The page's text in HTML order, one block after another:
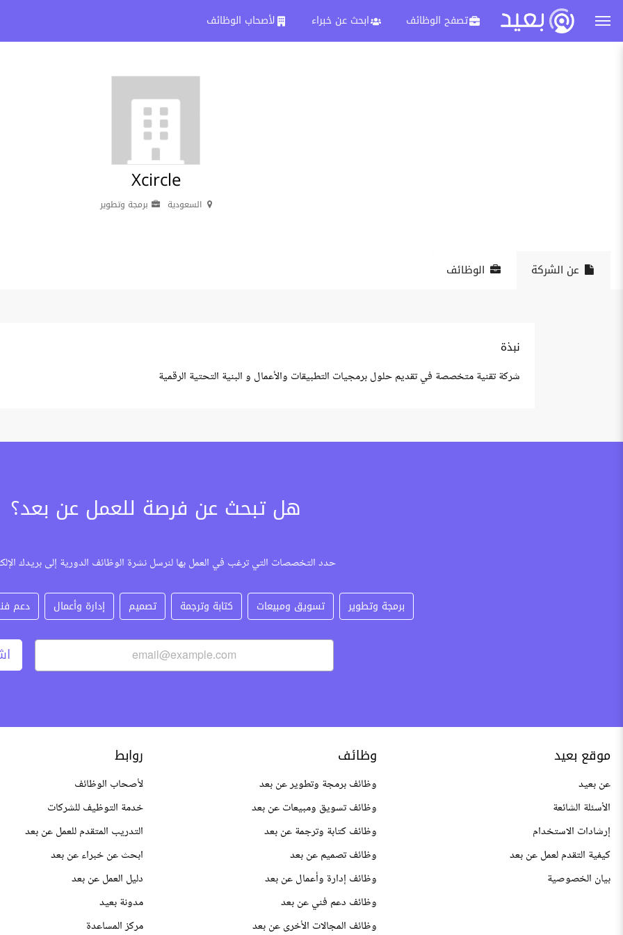
تصفح الوظائف ابحث عن خبراء لأصحاب الوظائف
Xcircle
السعودية برمجة وتطوير
عن الشركة الوظائف
نبذة
شركة تقنية متخصصة في تقديم حلول برمجيات التطبيقات والأعمال و البنية التحتية الرقمية
هل تبحث عن فرصة للعمل عن بعد؟
حدد التخصصات التي ترغب في العمل بها لنرسل نشرة الوظائف الدورية إلى بريدك
برمجة وتطوير تسويق ومبيعات كتابة وترجمة تصميم إدارة وأعمال دعم
موقع بعيد
عن بعيد
الأسئلة الشائعة
إرشادات الاستخدام
كيفية التقدم لعمل عن بعد
بيان الخصوصية
وظائف
وظائف برمجة وتطوير عن بعد
وظائف تسويق ومبيعات عن بعد
وظائف كتابة وترجمة عن بعد
وظائف تصميم عن بعد
وظائف إدارة وأعمال عن بعد
وظائف دعم فني عن بعد
وظائف المجالات الأخرى عن بعد
روابط
لأصحاب الوظائف
خدمة التوظيف للشركات
التدريب المتقدم للعمل عن بعد
ابحث عن خبراء عن بعد
دليل العمل عن بعد
مدونة بعيد
مركز المساعدة